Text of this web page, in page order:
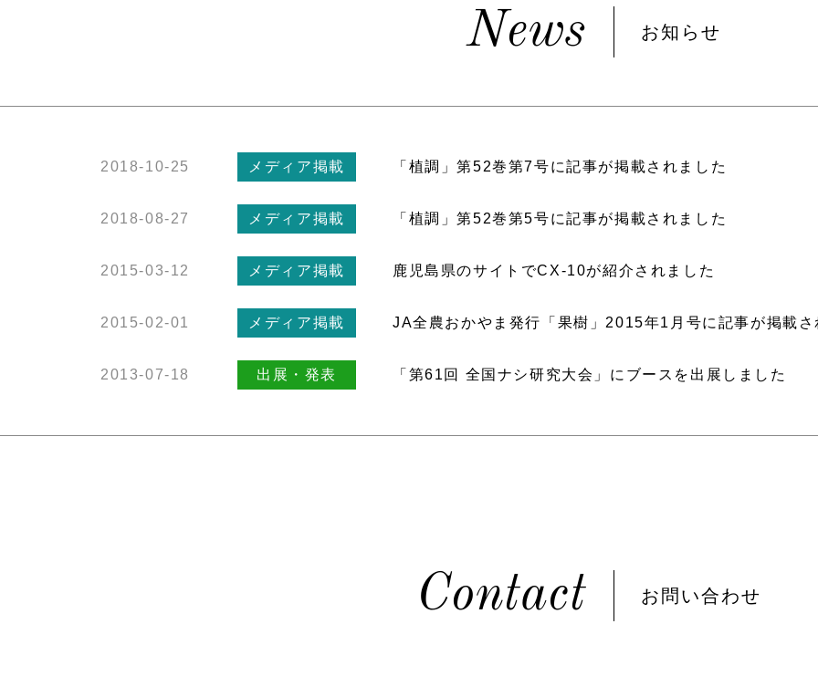
News お知らせ
2018-10-25 メディア掲載 「植調」第52巻第7号に記事が掲載されました
2018-08-27 メディア掲載 「植調」第52巻第5号に記事が掲載されました
2015-03-12 メディア掲載 鹿児島県のサイトでCX-10が紹介されました
2015-02-01 メディア掲載 JA全農おかやま発行「果樹」2015年1月号に記事が掲載さ
2013-07-18 出展・発表 「第61回 全国ナシ研究大会」にブースを出展しました
Contact お問い合わせ